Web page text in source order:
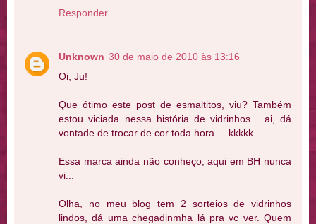
Responder
Unknown 30 de maio de 2010 às 13:16
Oi, Ju!
Que ótimo este post de esmaltitos, viu? Também
estou viciada nessa história de vidrinhos... ai, dá
vontade de trocar de cor toda hora.... kkkkk....
Essa marca ainda não conheço, aqui em BH nunca
vi...
Olha, no meu blog tem 2 sorteios de vidrinhos
lindos, dá uma chegadinmha lá pra vc ver. Quem